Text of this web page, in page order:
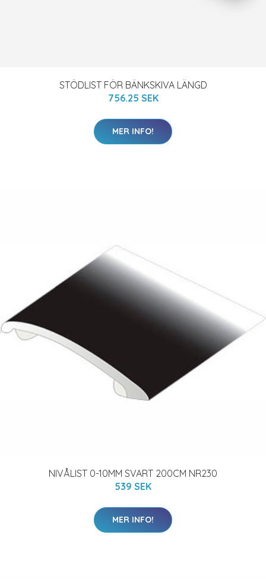
STÖDLIST FÖR BÄNKSKIVA LÄNGD
756.25 SEK
MER INFO!
NIVÅLIST 0-10MM SVART 200CM NR230
539 SEK
MER INFO!